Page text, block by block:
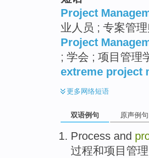
Project
业人员 ; 专案管
Project
; 学会 ; 项目管理
extreme project
更多网络短语
双语例句 原声例句
Process and
过程和项目 管理